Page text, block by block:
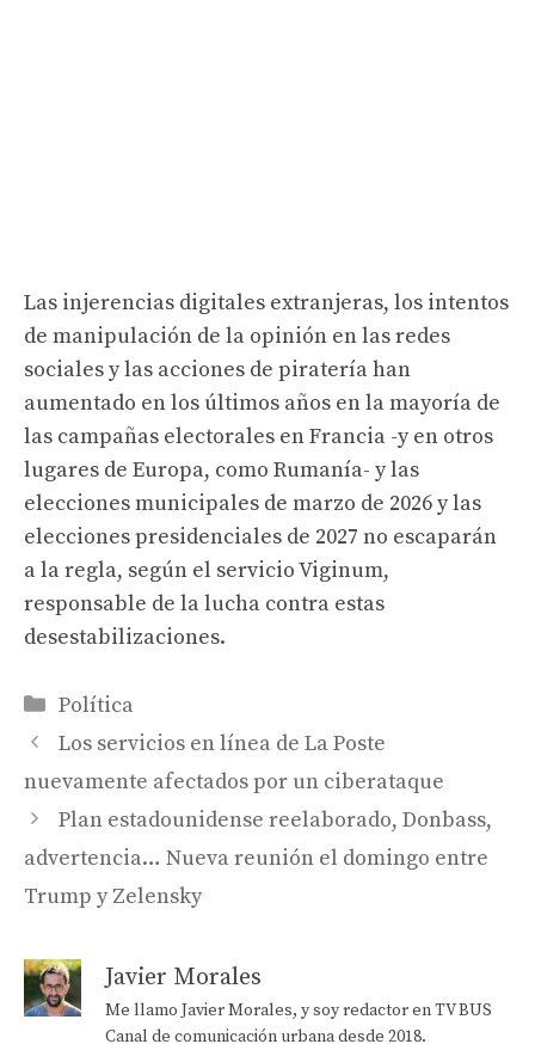
Las injerencias digitales extranjeras, los intentos
de manipulación de la opinión en las redes
sociales y las acciones de piratería han
aumentado en los últimos años en la mayoría de
las campañas electorales en Francia -y en otros
lugares de Europa, como Rumanía- y las
elecciones municipales de marzo de 2026 y las
elecciones presidenciales de 2027 no escaparán
a la regla, según el servicio Viginum,
responsable de la lucha contra estas
desestabilizaciones.
Categorías
Política
Los servicios en línea de La Poste
nuevamente afectados por un ciberataque
Plan estadounidense reelaborado, Donbass,
advertencia… Nueva reunión el domingo entre
Trump y Zelensky
Javier Morales
Me llamo Javier Morales, y soy redactor en TV BUS
Canal de comunicación urbana desde 2018.